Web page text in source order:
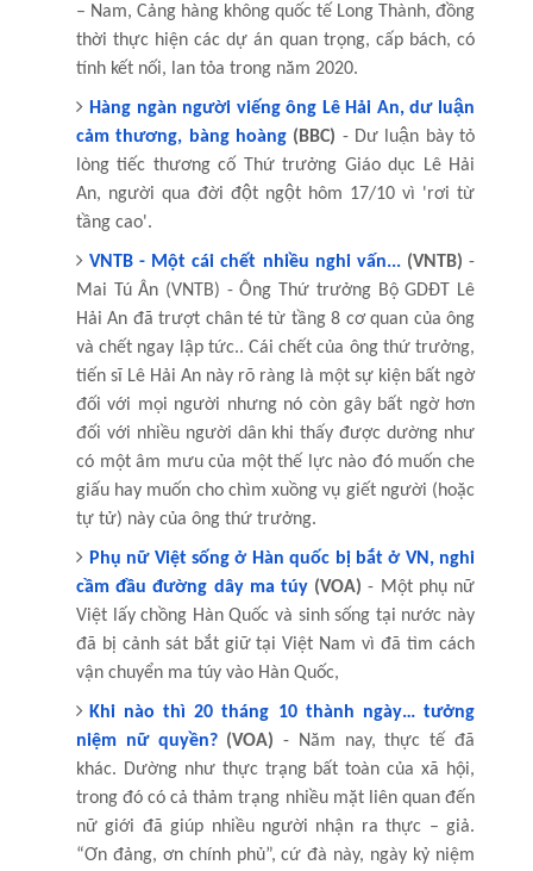
– Nam, Cảng hàng không quốc tế Long Thành, đồng
thời thực hiện các dự án quan trọng, cấp bách, có
tính kết nối, lan tỏa trong năm 2020.
Hàng ngàn người viếng ông Lê Hải An, dư luận
cảm thương, bàng hoàng(BBC) - Dư luận bày tỏ
lòng tiếc thương cố Thứ trưởng Giáo dục Lê Hải
An, người qua đời đột ngột hôm 17/10 vì 'rơi từ
tầng cao'.
VNTB - Một cái chết nhiều nghi vấn... (VNTB) -
Mai Tú Ân (VNTB) - Ông Thứ trưởng Bộ GDĐT Lê
Hải An đã trượt chân té từ tầng 8 cơ quan của ông
và chết ngay lập tức.. Cái chết của ông thứ trưởng,
tiến sĩ Lê Hải An này rõ ràng là một sự kiện bất ngờ
đối với mọi người nhưng nó còn gây bất ngờ hơn
đối với nhiều người dân khi thấy được dường như
có một âm mưu của một thế lực nào đó muốn che
giấu hay muốn cho chìm xuồng vụ giết người (hoặc
tự tử) này của ông thứ trưởng.
Phụ nữ Việt sống ở Hàn quốc bị bắt ở VN, nghi
cầm đầu đường dây ma túy (VOA) - Một phụ nữ
Việt lấy chồng Hàn Quốc và sinh sống tại nước này
đã bị cảnh sát bắt giữ tại Việt Nam vì đã tìm cách
vận chuyển ma túy vào Hàn Quốc,
Khi nào thì 20 tháng 10 thành ngày… tưởng
niệm nữ quyền?(VOA) - Năm nay, thực tế đã
khác. Dường như thực trạng bất toàn của xã hội,
trong đó có cả thảm trạng nhiều mặt liên quan đến
nữ giới đã giúp nhiều người nhận ra thực – giả.
“Ơn đảng, ơn chính phủ”, cứ đà này, ngày kỷ niệm